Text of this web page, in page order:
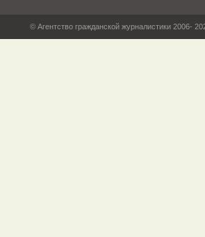
© Агентство гражданской журналистики